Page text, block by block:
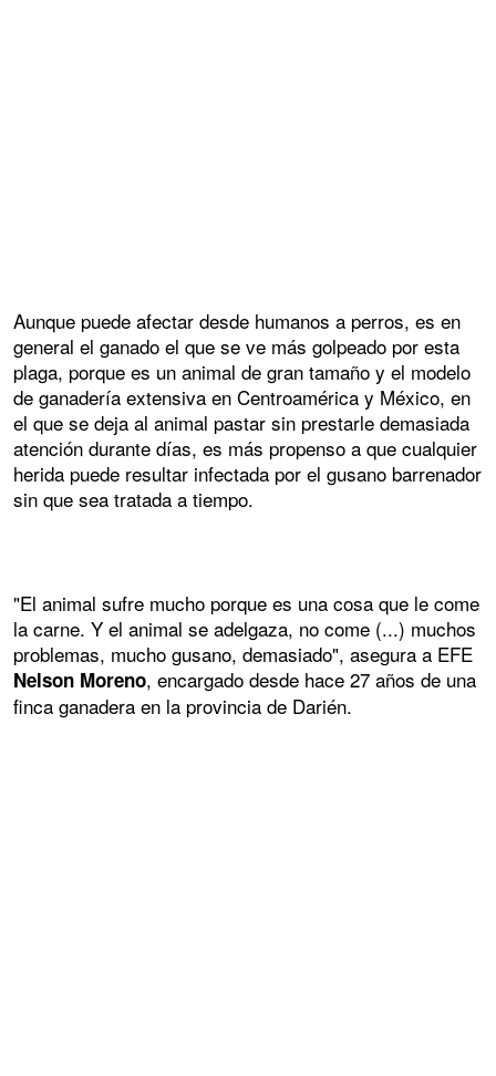
Aunque puede afectar desde humanos a perros, es en
general el ganado el que se ve más golpeado por esta
plaga, porque es un animal de gran tamaño y el modelo
de ganadería extensiva en Centroamérica y México, en
el que se deja al animal pastar sin prestarle demasiada
atención durante días, es más propenso a que cualquier
herida puede resultar infectada por el gusano barrenador
sin que sea tratada a tiempo.
"El animal sufre mucho porque es una cosa que le come
la carne. Y el animal se adelgaza, no come (...) muchos
problemas, mucho gusano, demasiado", asegura a EFE
Nelson Moreno, encargado desde hace 27 años de una
finca ganadera en la provincia de Darién.